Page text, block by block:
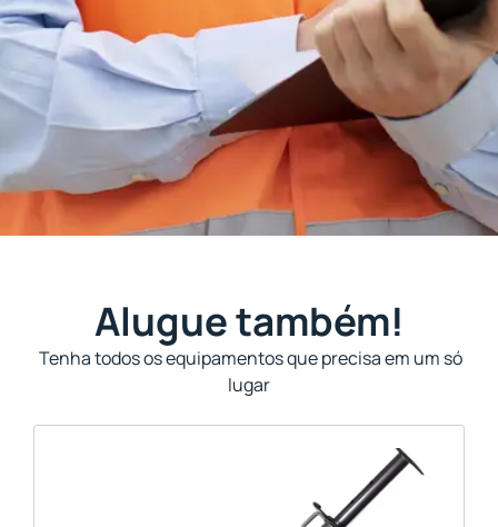
Alugue também!
Tenha todos os equipamentos que precisa em um só
lugar